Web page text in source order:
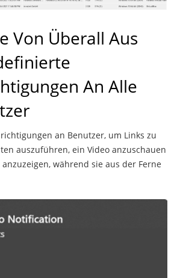
Von Überall Aus
An Alle
an Benutzer, um Links zu
auszuführen, ein Video anzuschauen
während sie aus der Ferne